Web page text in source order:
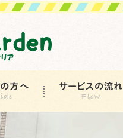
方へ サービスの流れ